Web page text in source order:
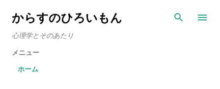
スキップしてメイン コンテンツに移動
からすのひろいもん
心理学とそのあたり
メニュー
ホーム